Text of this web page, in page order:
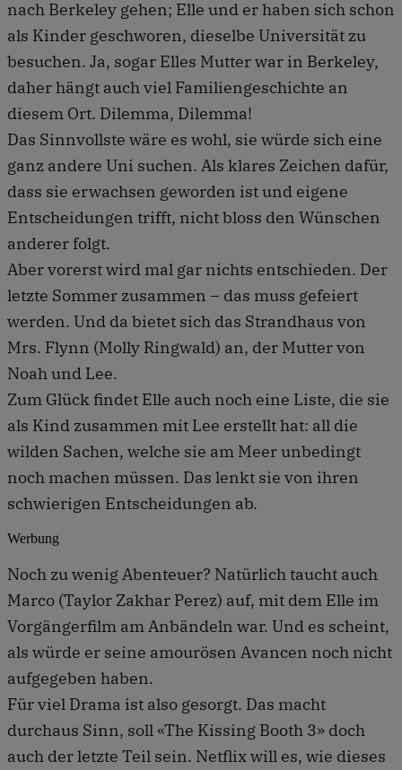
nach Berkeley gehen; Elle und er haben sich schon
als Kinder geschworen, dieselbe Universität zu
besuchen. Ja, sogar Elles Mutter war in Berkeley,
daher hängt auch viel Familiengeschichte an
diesem Ort. Dilemma, Dilemma!
Das Sinnvollste wäre es wohl, sie würde sich eine
ganz andere Uni suchen. Als klares Zeichen dafür,
dass sie erwachsen geworden ist und eigene
Entscheidungen trifft, nicht bloss den Wünschen
anderer folgt.
Aber vorerst wird mal gar nichts entschieden. Der
letzte Sommer zusammen – das muss gefeiert
werden. Und da bietet sich das Strandhaus von
Mrs. Flynn (Molly Ringwald) an, der Mutter von
Noah und Lee.
Zum Glück findet Elle auch noch eine Liste, die sie
als Kind zusammen mit Lee erstellt hat: all die
wilden Sachen, welche sie am Meer unbedingt
noch machen müssen. Das lenkt sie von ihren
schwierigen Entscheidungen ab.
Werbung
Noch zu wenig Abenteuer? Natürlich taucht auch
Marco (Taylor Zakhar Perez) auf, mit dem Elle im
Vorgängerfilm am Anbändeln war. Und es scheint,
als würde er seine amourösen Avancen noch nicht
aufgegeben haben.
Für viel Drama ist also gesorgt. Das macht
durchaus Sinn, soll «The Kissing Booth 3» doch
auch der letzte Teil sein. Netflix will es, wie dieses